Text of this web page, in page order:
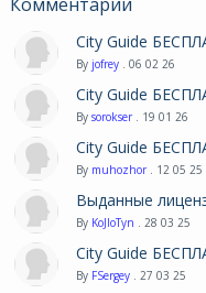
City Guide
By jofrey . 06 02 26
City Guide
By sorokser . 19 01 26
City Guide
By muhozhor . 12 05 25
Выданные
By KoJIoTyn . 28 03 25
City Guide
By FSergey . 27 03 25